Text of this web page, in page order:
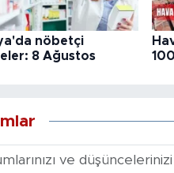
nöbetçi
8 Ağustos